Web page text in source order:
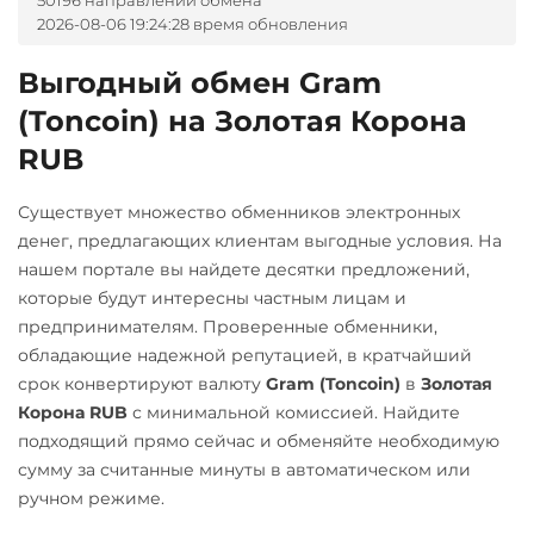
Qtum
Ripple (XRP)
Solana (SOL)
StableUSD (USDS)
Starknet (STRK)
Stellar (XLM)
Sui
Sushi
Terra (LUNA)
Альфа-Банк
Беларусбанк BYN
Евразийский Банк KZT
ЕРИП Расчет BYN
Карта Unionpay CNY
Карта UZCARD UZS
Карта МИР RUB
Любой банк
USD RUB EUR
UAH
2026-08-06 19:24:28 время обновления
Выгодный обмен Gram
(Toncoin) на Золотая Корона
RUB
Существует множество обменников электронных
денег, предлагающих клиентам выгодные условия. На
нашем портале вы найдете десятки предложений,
которые будут интересны частным лицам и
предпринимателям. Проверенные обменники,
обладающие надежной репутацией, в кратчайший
срок конвертируют валюту Gram (Toncoin) в Золотая
Корона RUB с минимальной комиссией. Найдите
подходящий прямо сейчас и обменяйте необходимую
сумму за считанные минуты в автоматическом или
ручном режиме.